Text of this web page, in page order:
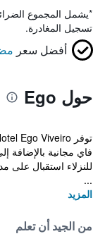
*يشمل المجموع
تسجيل المغادرة.
أفضل سعر
حول Ego
فاي مجانية
للنزلاء استقبال على
...
المزيد
من الجيد أن تعلم